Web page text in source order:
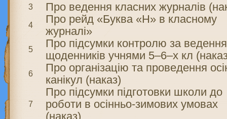
3 Про ведення класних журналів
4
Про рейд «Буква «Н» в класному
журналі»
5
Про підсумки контролю за
щоденників учнями 5–6–х кл
6
Про організацію та проведення
канікул (наказ)
7
Про підсумки підготовки школи до
роботи в осінньо-зимових умовах
(наказ)